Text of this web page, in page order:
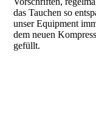
das Tauchen so
unser Equipment
dem neuen
gefüllt.